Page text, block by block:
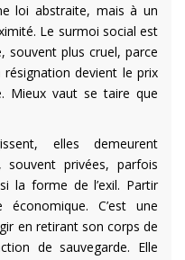
loi abstraite, mais à un
Le surmoi social est
souvent plus cruel, parce
résignation devient le prix
Mieux vaut se taire que
elles demeurent
souvent privées, parfois
la forme de l’exil. Partir
C’est une
en retirant son corps de
de sauvegarde. Elle